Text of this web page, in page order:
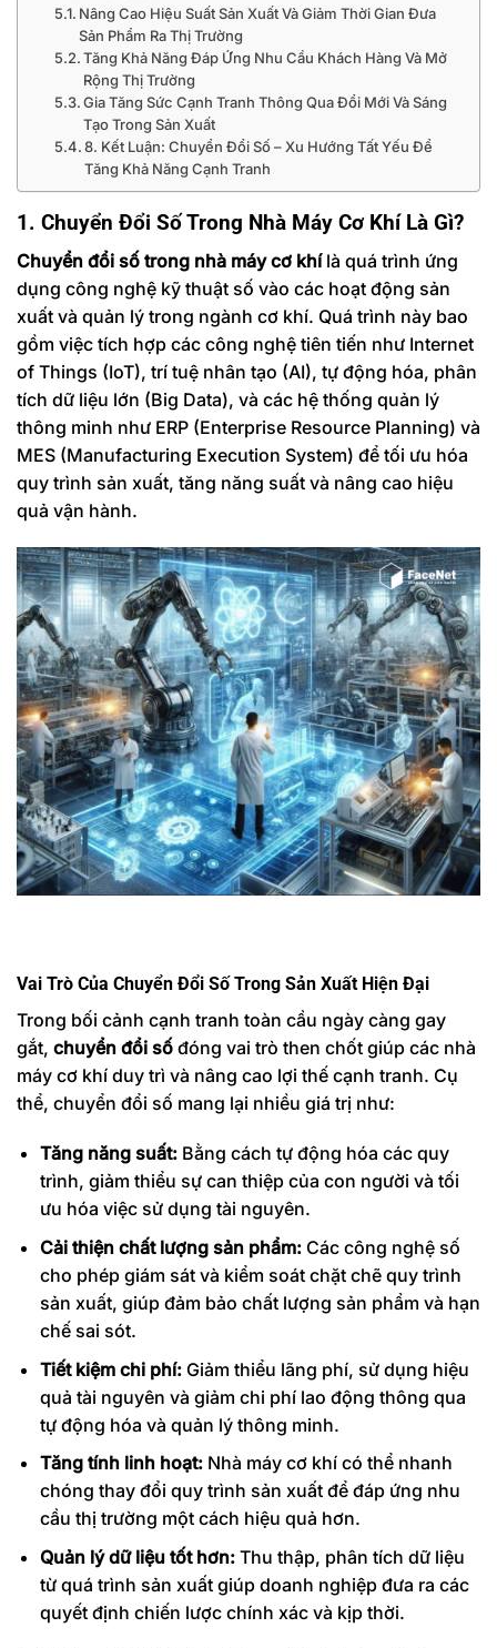
Nâng Cao Hiệu Suất Sản Xuất Và Giảm Thời Gian Đưa
Sản Phẩm Ra Thị Trường
Tăng Khả Năng Đáp Ứng Nhu Cầu Khách Hàng Và Mở
Rộng Thị Trường
Gia Tăng Sức Cạnh Tranh Thông Qua Đổi Mới Và Sáng
Tạo Trong Sản Xuất
8. Kết Luận: Chuyển Đổi Số – Xu Hướng Tất Yếu Để
Tăng Khả Năng Cạnh Tranh
1. Chuyển Đổi Số Trong Nhà Máy Cơ Khí Là Gì?
Chuyển đổi số trong nhà máy cơ khílà quá trình ứng
dụng công nghệ kỹ thuật số vào các hoạt động sản
xuất và quản lý trong ngành cơ khí. Quá trình này bao
gồm việc tích hợp các công nghệ tiên tiến như Internet
of Things (IoT), trí tuệ nhân tạo (AI), tự động hóa, phân
tích dữ liệu lớn (Big Data), và các hệ thống quản lý
thông minh như ERP (Enterprise Resource Planning) và
MES (Manufacturing Execution System) để tối ưu hóa
quy trình sản xuất, tăng năng suất và nâng cao hiệu
quả vận hành.
Vai Trò Của Chuyển Đổi Số Trong Sản Xuất Hiện Đại
Trong bối cảnh cạnh tranh toàn cầu ngày càng gay
gắt, chuyển đổi số đóng vai trò then chốt giúp các nhà
máy cơ khí duy trì và nâng cao lợi thế cạnh tranh. Cụ
thể, chuyển đổi số mang lại nhiều giá trị như:
Tăng năng suất:Bằng cách tự động hóa các quy
trình, giảm thiểu sự can thiệp của con người và tối
ưu hóa việc sử dụng tài nguyên.
Cải thiện chất lượng sản phẩm:Các công nghệ số
cho phép giám sát và kiểm soát chặt chẽ quy trình
sản xuất, giúp đảm bảo chất lượng sản phẩm và hạn
chế sai sót.
Tiết kiệm chi phí:Giảm thiểu lãng phí, sử dụng hiệu
quả tài nguyên và giảm chi phí lao động thông qua
tự động hóa và quản lý thông minh.
Tăng tính linh hoạt:Nhà máy cơ khí có thể nhanh
chóng thay đổi quy trình sản xuất để đáp ứng nhu
cầu thị trường một cách hiệu quả hơn.
Quản lý dữ liệu tốt hơn:Thu thập, phân tích dữ liệu
từ quá trình sản xuất giúp doanh nghiệp đưa ra các
quyết định chiến lược chính xác và kịp thời.